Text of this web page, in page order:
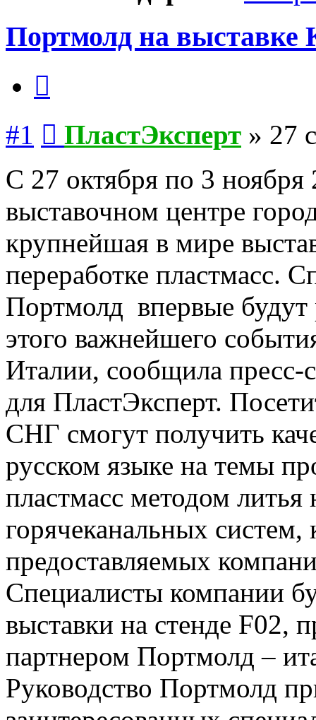
Портмолд на выставке
#1 ПластЭксперт » 27
С 27 октября по 3 ноября
выставочном центре
крупнейшая в мире
переработке пластмасс.
Портмолд впервые будут
этого важнейшего
Италии, сообщила пресс-
для ПластЭксперт.
СНГ смогут получить
русском языке на темы
пластмасс методом
горячеканальных
предоставляемых
Специалисты компании
выставки на стенде F02,
партнером Портмолд –
Руководство Портмолд